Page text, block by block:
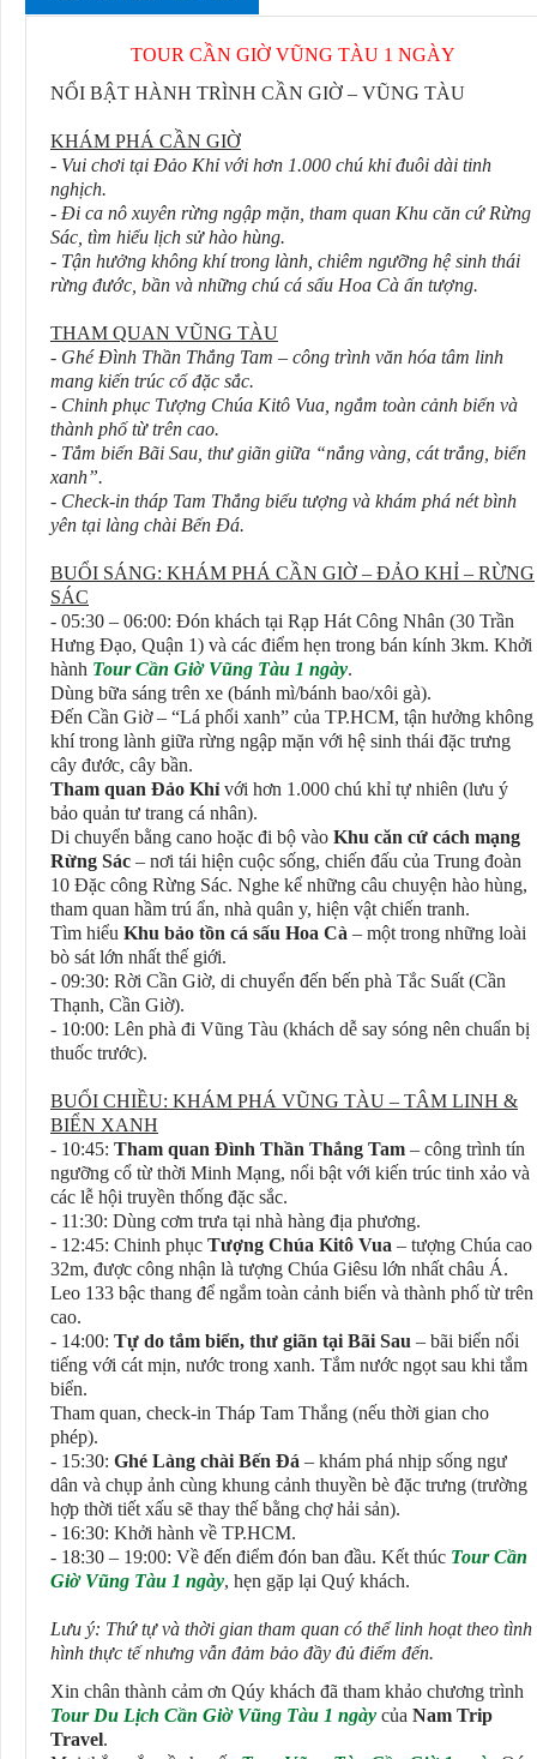
TOUR CẦN GIỜ VŨNG TÀU 1 NGÀY
NỔI BẬT HÀNH TRÌNH CẦN GIỜ – VŨNG TÀU
KHÁM PHÁ CẦN GIỜ
- Vui chơi tại Đảo Khỉ với hơn 1.000 chú khỉ đuôi dài tinh
nghịch.
- Đi ca nô xuyên rừng ngập mặn, tham quan Khu căn cứ Rừng
Sác, tìm hiểu lịch sử hào hùng.
- Tận hưởng không khí trong lành, chiêm ngưỡng hệ sinh thái
rừng đước, bần và những chú cá sấu Hoa Cà ấn tượng.
THAM QUAN VŨNG TÀU
- Ghé Đình Thần Thắng Tam – công trình văn hóa tâm linh
mang kiến trúc cổ đặc sắc.
- Chinh phục Tượng Chúa Kitô Vua, ngắm toàn cảnh biển và
thành phố từ trên cao.
- Tắm biển Bãi Sau, thư giãn giữa “nắng vàng, cát trắng, biển
xanh”.
- Check-in tháp Tam Thắng biểu tượng và khám phá nét bình
yên tại làng chài Bến Đá.
BUỔI SÁNG: KHÁM PHÁ CẦN GIỜ – ĐẢO KHỈ – RỪNG
SÁC
- 05:30 – 06:00: Đón khách tại Rạp Hát Công Nhân (30 Trần
Hưng Đạo, Quận 1) và các điểm hẹn trong bán kính 3km. Khởi
hành Tour Cần Giờ Vũng Tàu 1 ngày.
Dùng bữa sáng trên xe (bánh mì/bánh bao/xôi gà).
Đến Cần Giờ – “Lá phổi xanh” của TP.HCM, tận hưởng không
khí trong lành giữa rừng ngập mặn với hệ sinh thái đặc trưng
cây đước, cây bần.
Tham quan Đảo Khỉ với hơn 1.000 chú khỉ tự nhiên (lưu ý
bảo quản tư trang cá nhân).
Di chuyển bằng cano hoặc đi bộ vào Khu căn cứ cách mạng
Rừng Sác – nơi tái hiện cuộc sống, chiến đấu của Trung đoàn
10 Đặc công Rừng Sác. Nghe kể những câu chuyện hào hùng,
tham quan hầm trú ẩn, nhà quân y, hiện vật chiến tranh.
Tìm hiểu Khu bảo tồn cá sấu Hoa Cà – một trong những loài
bò sát lớn nhất thế giới.
- 09:30: Rời Cần Giờ, di chuyển đến bến phà Tắc Suất (Cần
Thạnh, Cần Giờ).
- 10:00: Lên phà đi Vũng Tàu (khách dễ say sóng nên chuẩn bị
thuốc trước).
BUỔI CHIỀU: KHÁM PHÁ VŨNG TÀU – TÂM LINH &
BIỂN XANH
- 10:45: Tham quan Đình Thần Thắng Tam – công trình tín
ngưỡng cổ từ thời Minh Mạng, nổi bật với kiến trúc tinh xảo và
các lễ hội truyền thống đặc sắc.
- 11:30: Dùng cơm trưa tại nhà hàng địa phương.
- 12:45: Chinh phục Tượng Chúa Kitô Vua – tượng Chúa cao
32m, được công nhận là tượng Chúa Giêsu lớn nhất châu Á.
Leo 133 bậc thang để ngắm toàn cảnh biển và thành phố từ trên
cao.
- 14:00: Tự do tắm biển, thư giãn tại Bãi Sau – bãi biển nổi
tiếng với cát mịn, nước trong xanh. Tắm nước ngọt sau khi tắm
biển.
Tham quan, check-in Tháp Tam Thắng (nếu thời gian cho
phép).
- 15:30: Ghé Làng chài Bến Đá – khám phá nhịp sống ngư
dân và chụp ảnh cùng khung cảnh thuyền bè đặc trưng (trường
hợp thời tiết xấu sẽ thay thế bằng chợ hải sản).
- 16:30: Khởi hành về TP.HCM.
- 18:30 – 19:00: Về đến điểm đón ban đầu. Kết thúc Tour Cần
Giờ Vũng Tàu 1 ngày, hẹn gặp lại Quý khách.
Lưu ý: Thứ tự và thời gian tham quan có thể linh hoạt theo tình
hình thực tế nhưng vẫn đảm bảo đầy đủ điểm đến.
Xin chân thành cảm ơn Qúy khách đã tham khảo chương trình
Tour Du Lịch Cần Giờ Vũng Tàu 1 ngày của Nam Trip
Travel.